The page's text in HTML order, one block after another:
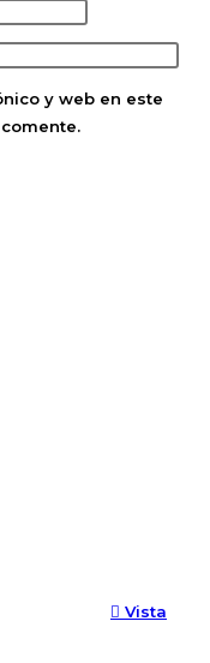
y web en este
Vista